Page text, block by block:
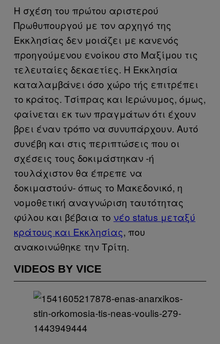
Η σχέση του πρώτου αριστερού
Πρωθυπουργού με τον αρχηγό της
Εκκλησίας δεν μοιάζει με κανενός
προηγούμενου ενοίκου στο Μαξίμου τις
τελευταίες δεκαετίες. Η Εκκλησία
καταλαμβάνει όσο χώρο τής επιτρέπει
το κράτος. Τσίπρας και Ιερώνυμος, όμως,
φαίνεται εκ των πραγμάτων ότι έχουν
βρει έναν τρόπο να συνυπάρχουν. Αυτό
συνέβη και στις περιπτώσεις που οι
σχέσεις τους δοκιμάστηκαν -ή
τουλάχιστον θα έπρεπε να
δοκιμαστούν- όπως το Μακεδονικό, η
νομοθετική αναγνώριση ταυτότητας
φύλου και βέβαια το νέο status μεταξύ
κράτους και Εκκλησίας, που
ανακοινώθηκε την Τρίτη.
VIDEOS BY VICE